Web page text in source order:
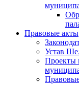
Правовые акты
Устав
Проекты